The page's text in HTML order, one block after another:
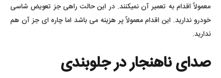
معمولاً اقدام به تعمیر آن نمیکنند. در این حالت راهی جز تعویض شاسی
خودرو ندارید. این اقدام معمولاً پر هزینه می باشد اما چاره ای جز آن هم
ندارید.
صدای ناهنجار در جلوبندی